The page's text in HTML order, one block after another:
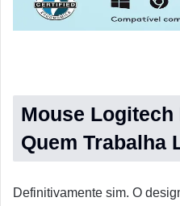
Mouse
Quem Trabalha
Definitivamente sim. O